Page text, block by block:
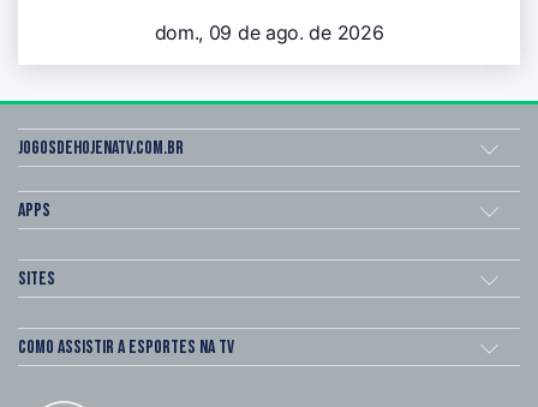
dom., 09 de ago. de 2026
Jogosdehojenatv.com.br
Apps
Sites
Como assistir a esportes na TV